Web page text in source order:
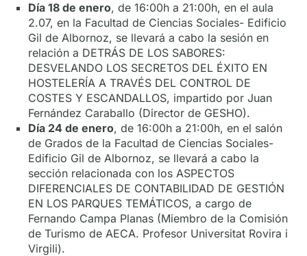
Día 18 de enero, de 16:00h a 21:00h, en el aula
2.07, en la Facultad de Ciencias Sociales- Edificio
Gil de Albornoz, se llevará a cabo la sesión en
relación a DETRÁS DE LOS SABORES:
DESVELANDO LOS SECRETOS DEL ÉXITO EN
HOSTELERÍA A TRAVÉS DEL CONTROL DE
COSTES Y ESCANDALLOS, impartido por Juan
Fernández Caraballo (Director de GESHO).
Día 24 de enero, de 16:00h a 21:00h, en el salón
de Grados de la Facultad de Ciencias Sociales-
Edificio Gil de Albornoz, se llevará a cabo la
sección relacionada con los ASPECTOS
DIFERENCIALES DE CONTABILIDAD DE GESTIÓN
EN LOS PARQUES TEMÁTICOS, a cargo de
Fernando Campa Planas (Miembro de la Comisión
de Turismo de AECA. Profesor Universitat Rovira i
Virgili).